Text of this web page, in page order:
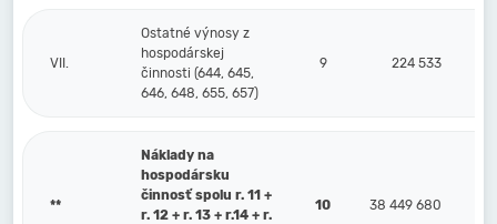
VII.
Ostatné výnosy z
hospodárskej
činnosti (644, 645,
646, 648, 655, 657)
9 224 533
**
Náklady na
hospodársku
činnosť spolu r. 11 +
r. 12 + r. 13 + r.14 + r.
10 38 449 680